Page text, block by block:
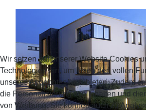
Wir setzen auf unserer Website Cookies
Technologien ein, um Ihnen den vollen
unseres Angebotes anzubieten. Zudem
die Personalisierung von Inhalten und
von Werbung. Sie können auch zu